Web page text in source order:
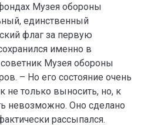
Музея обороны
единственный
флаг за первую
именно в
Музея обороны
– Но его состояние очень
не только выносить, но, к
невозможно. Оно сделано
рассыпался.